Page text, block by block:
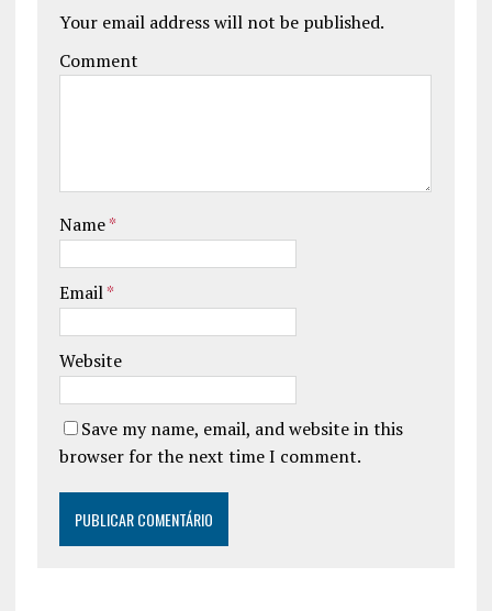
Your email address will not be published.
Comment
Name*
Email*
Website
Save my name, email, and website in this
browser for the next time I comment.